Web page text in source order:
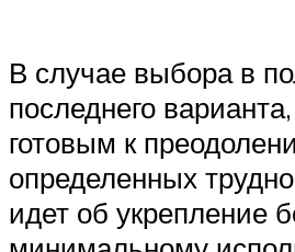
В случае выбора в
последнего
готовым к
определенных
идет об укрепление